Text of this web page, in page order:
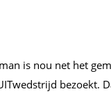
is nou net het
bezoekt.